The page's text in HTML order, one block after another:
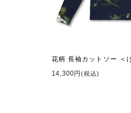
花柄 長袖カットソー ＜
14,300円(税込)